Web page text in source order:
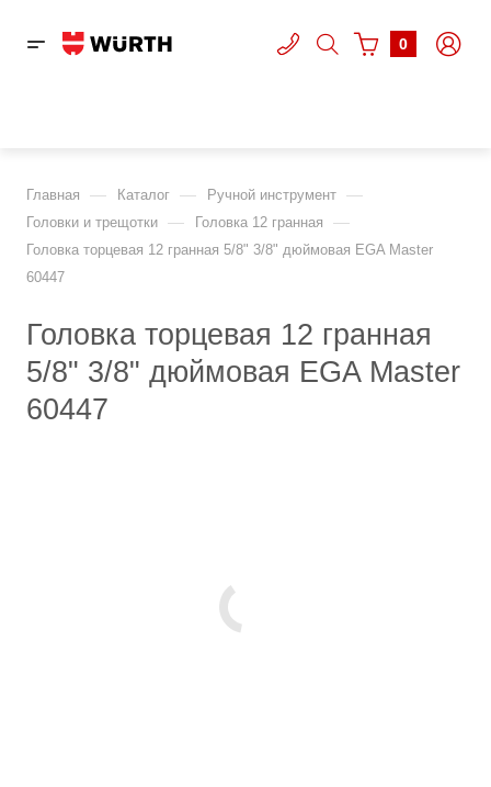
0
Главная — Каталог — Ручной инструмент —
Головки и трещотки — Головка 12 гранная —
Головка торцевая 12 гранная 5/8" 3/8" дюймовая EGA Master
60447
Головка торцевая 12 гранная
5/8" 3/8" дюймовая EGA Master
60447